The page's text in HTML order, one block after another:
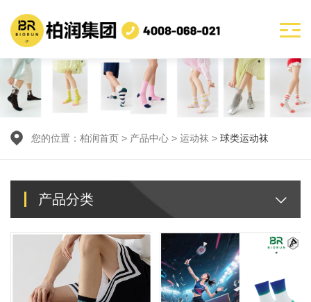
您的位置： 柏润首页 > 产品中心 > 运动袜 > 球类运动袜
产品分类